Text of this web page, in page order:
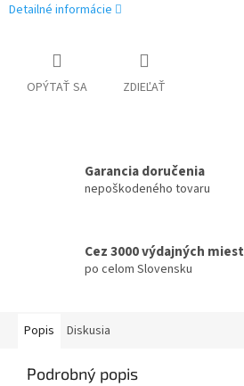
Detailné informácie
OPÝTAŤ SA ZDIEĽAŤ
Garancia doručenia
nepoškodeného tovaru
Cez 3000 výdajných miest
po celom Slovensku
Popis Diskusia
Podrobný popis